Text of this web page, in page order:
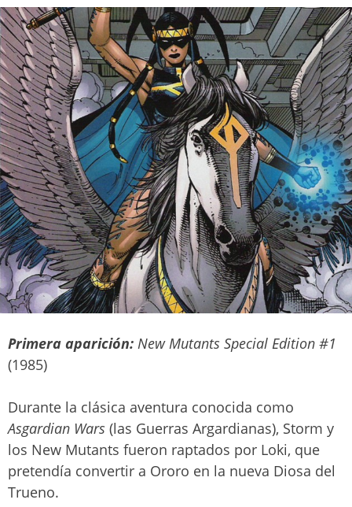
Primera aparición: New Mutants Special Edition #1
(1985)
Durante la clásica aventura conocida como
Asgardian Wars (las Guerras Argardianas), Storm y
los New Mutants fueron raptados por Loki, que
pretendía convertir a Ororo en la nueva Diosa del
Trueno.